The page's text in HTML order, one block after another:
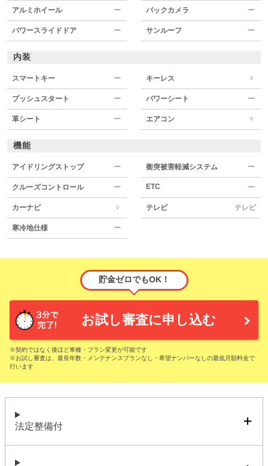
アルミホイール ー バックカメラ ー
パワースライドドア ー サンルーフ ー
内装
スマートキー ー キーレス ○
プッシュスタート ー パワーシート ー
革シート ー エアコン ○
機能
アイドリングストップ ー 衝突被害軽減システム ー
クルーズコントロール ー ETC ー
カーナビ ○ テレビ テレビ
寒冷地仕様 ー
貯金ゼロでもOK！
お試し審査に申し込む
※契約ではなく後ほど車種・プラン変更が可能です
※お試し審査は、最長年数・メンテナンスプランなし・希望ナンバーなしの最低月額料金で
行います
法定整備付